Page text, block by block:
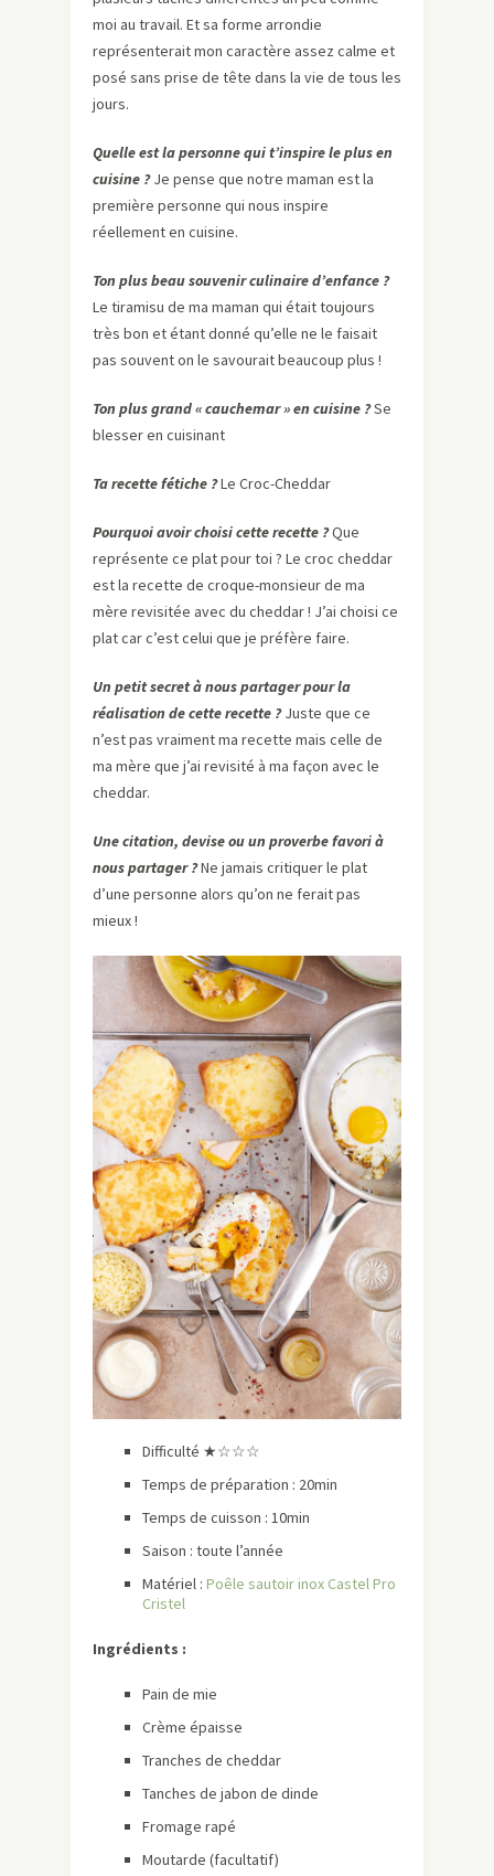
moi au travail. Et sa forme arrondie
représenterait mon caractère assez calme et
posé sans prise de tête dans la vie de tous les
jours.
Quelle est la personne qui t’inspire le plus en
cuisine ?Je pense que notre maman est la
première personne qui nous inspire
réellement en cuisine.
Ton plus beau souvenir culinaire d’enfance ?
Le tiramisu de ma maman qui était toujours
très bon et étant donné qu’elle ne le faisait
pas souvent on le savourait beaucoup plus !
Ton plus grand « cauchemar » en cuisine ?Se
blesser en cuisinant
Ta recette fétiche ?Le Croc-Cheddar
Pourquoi avoir choisi cette recette ?Que
représente ce plat pour toi ? Le croc cheddar
est la recette de croque-monsieur de ma
mère revisitée avec du cheddar ! J’ai choisi ce
plat car c’est celui que je préfère faire.
Un petit secret à nous partager pour la
réalisation de cette recette ?Juste que ce
n’est pas vraiment ma recette mais celle de
ma mère que j’ai revisité à ma façon avec le
cheddar.
Une citation, devise ou un proverbe favori à
nous partager ?Ne jamais critiquer le plat
d’une personne alors qu’on ne ferait pas
mieux !
Difficulté ★☆☆☆
Temps de préparation : 20min
Temps de cuisson : 10min
Saison : toute l’année
Matériel : Poêle sautoir inox Castel Pro
Cristel
Ingrédients :
Pain de mie
Crème épaisse
Tranches de cheddar
Tanches de jabon de dinde
Fromage rapé
Moutarde (facultatif)